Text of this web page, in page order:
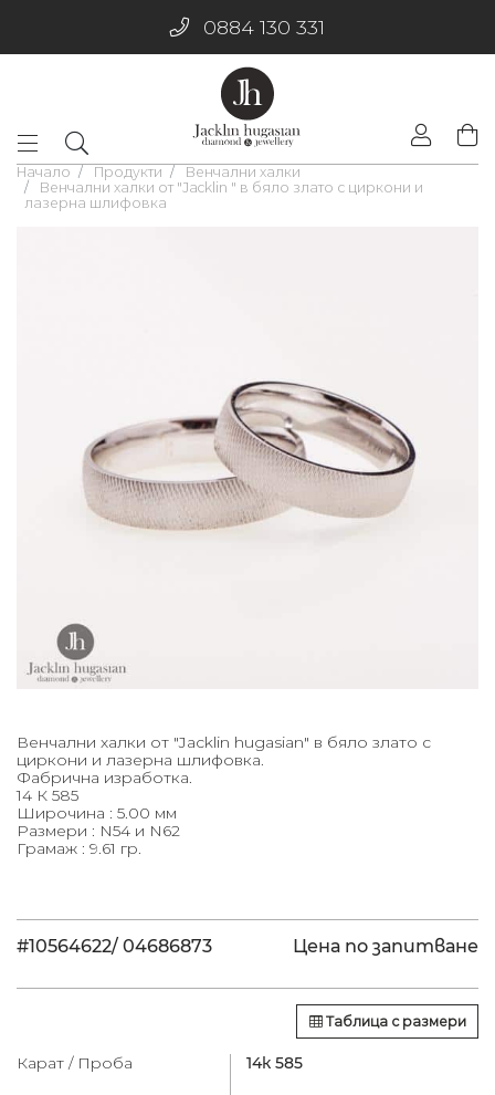
0884 130 331
Начало Продукти
Венчални халки
Венчални халки от "Jacklin " в бяло злато с циркони и
лазерна шлифовка
Венчални халки от "Jacklin hugasian" в бяло злато с
циркони и лазерна шлифовка.
Фабрична изработка.
14 К 585
Широчина : 5.00 мм
Размери : N54 и N62
Грамаж : 9.61 гр.
#10564622/ 04686873 Цена по запитване
Таблица с размери
Карат / Проба 14к 585